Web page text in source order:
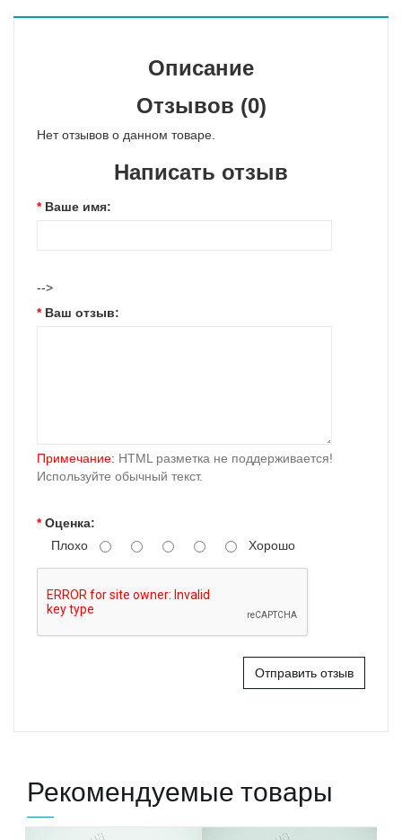
Описание
Отзывов (0)
Нет отзывов о данном товаре.
Написать отзыв
Ваше имя:
-->
Ваш отзыв:
Примечание: HTML разметка не поддерживается!
Используйте обычный текст.
Оценка:
Плохо
Хорошо
Отправить отзыв
Рекомендуемые товары